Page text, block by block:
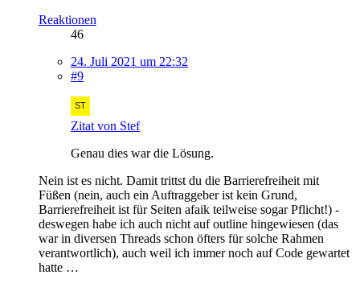
Reaktionen
46
24. Juli 2021 um 22:32
#9
Zitat von Stef
Genau dies war die Lösung.
Nein ist es nicht. Damit trittst du die Barrierefreiheit mit
Füßen (nein, auch ein Auftraggeber ist kein Grund,
Barrierefreiheit ist für Seiten afaik teilweise sogar Pflicht!) -
deswegen habe ich auch nicht auf outline hingewiesen (das
war in diversen Threads schon öfters für solche Rahmen
verantwortlich), auch weil ich immer noch auf Code gewartet
hatte …